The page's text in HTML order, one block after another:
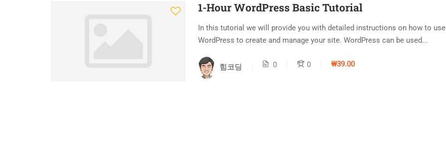
1-Hour WordPress Basic Tutorial
In this tutorial we will provide you with detailed instructions on how to use
WordPress to create and manage your site. WordPress can be used...
힘코딩 0 0 ₩39.00